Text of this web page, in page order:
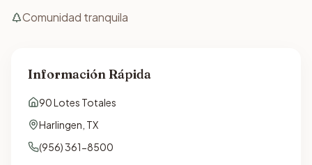
Comunidad tranquila
Información Rápida
90Lotes Totales
Harlingen TX
(956) 361-8500